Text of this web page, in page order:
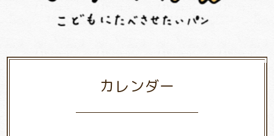
カレンダー